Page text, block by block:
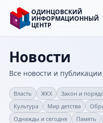
ОДИНЦОВСКИЙ
ИНФОРМАЦИОННЫЙ
ЦЕНТР
Новости
Все новости и
Власть ЖКХ Закон и
Культура
Мир детства
Однажды и сегодня
Память